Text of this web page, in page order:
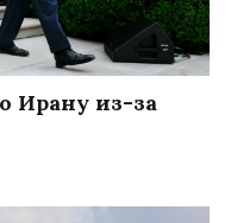
Ирану из-за